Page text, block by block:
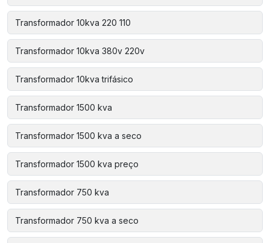
Transformador 10kva 220 110
Transformador 10kva 380v 220v
Transformador 10kva trifásico
Transformador 1500 kva
Transformador 1500 kva a seco
Transformador 1500 kva preço
Transformador 750 kva
Transformador 750 kva a seco